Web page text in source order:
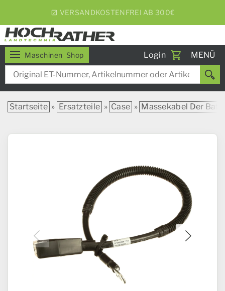
5% RABATT BEI WOCHENEXPRESS
Maschinen Shop Login
Toggle
MENÜ
Startseite » Ersatzteile » Case » Massekabel Der